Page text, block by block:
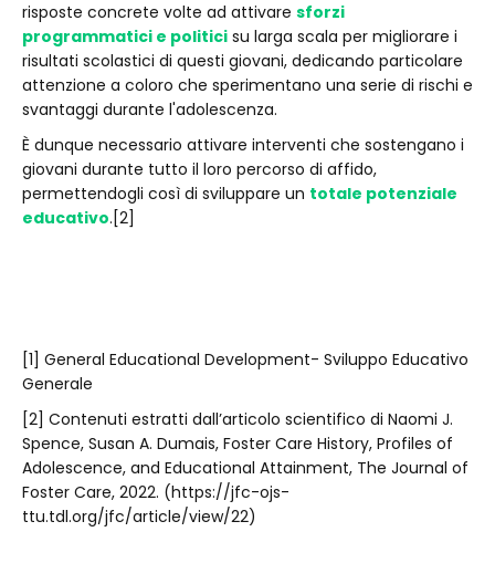
risposte concrete volte ad attivare sforzi
programmatici e politici su larga scala per migliorare i
risultati scolastici di questi giovani, dedicando particolare
attenzione a coloro che sperimentano una serie di rischi e
svantaggi durante l'adolescenza.
È dunque necessario attivare interventi che sostengano i
giovani durante tutto il loro percorso di affido,
permettendogli così di sviluppare un totale potenziale
educativo.[2]
[1] General Educational Development- Sviluppo Educativo
Generale
[2] Contenuti estratti dall’articolo scientifico di Naomi J.
Spence, Susan A. Dumais, Foster Care History, Profiles of
Adolescence, and Educational Attainment, The Journal of
Foster Care, 2022. (https://jfc-ojs-
ttu.tdl.org/jfc/article/view/22)